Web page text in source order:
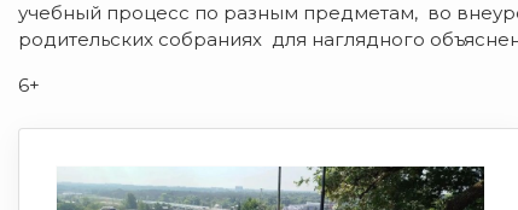
учебный процесс по разным предметам, во
родительских собраниях для наглядного
6+